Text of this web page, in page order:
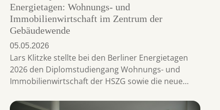
Energietagen: Wohnungs- und
Immobilienwirtschaft im Zentrum der
Gebäudewende
05.05.2026
Lars Klitzke stellte bei den Berliner Energietagen
2026 den Diplomstudiengang Wohnungs- und
Immobilienwirtschaft der HSZG sowie die neue…